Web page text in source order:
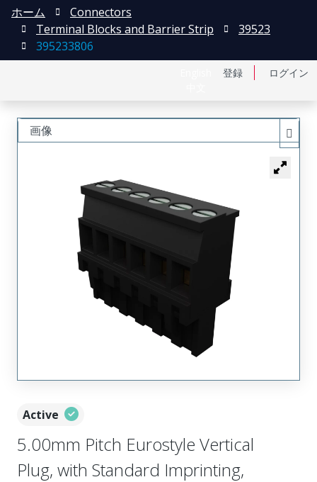
登録 ログイン
ホーム
Connectors
Terminal Blocks and Barrier Strip
39523
395233806
Active
5.00mm Pitch Eurostyle Vertical
Plug, with Standard Imprinting,
画像